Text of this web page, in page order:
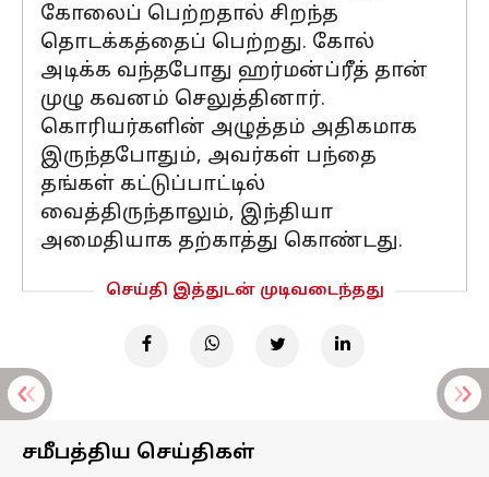
கோலைப் பெற்றதால் சிறந்த
தொடக்கத்தைப் பெற்றது. கோல்
அடிக்க வந்தபோது ஹர்மன்ப்ரீத் தான்
முழு கவனம் செலுத்தினார்.
கொரியர்களின் அழுத்தம் அதிகமாக
இருந்தபோதும், அவர்கள் பந்தை
தங்கள் கட்டுப்பாட்டில்
வைத்திருந்தாலும், இந்தியா
அமைதியாக தற்காத்து கொண்டது.
செய்தி இத்துடன் முடிவடைந்தது
சமீபத்திய செய்திகள்